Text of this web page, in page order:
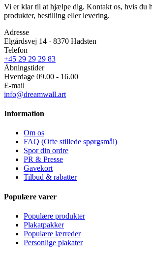
Vi er klar til at hjælpe dig. Kontakt os, hvis du
produkter, bestilling eller levering.
Adresse
Elgårdsvej 14 · 8370 Hadsten
Telefon
+45 29 29 29 83
Åbningstider
Hverdage 09.00 - 16.00
E-mail
info@dreamwall.art
Information
Om os
FAQ (Ofte stillede spørgsmål)
Spor din ordre
PR & Presse
Gavekort
Tilbud & rabatter
Populære varer
Populære produkter
Plakatpakker
Populære lærreder
Personlige plakater